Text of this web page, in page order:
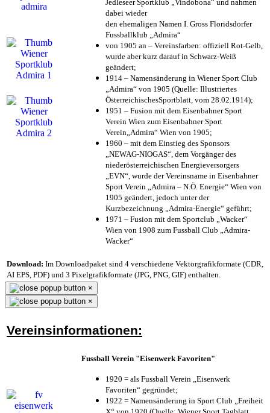
Jedleseer Sportklub „Vindobona“ und nahmen
dabei wieder
den ehemaligen Namen I. Gross Floridsdorfer
Fussballklub „Admira“
von 1905 an – Vereinsfarben: offiziell Rot-Gelb,
wurde aber kurz darauf in Schwarz-Weiß
geändert;
1914 – Namensänderung in Wiener Sport Club
„Admira“ von 1905 (Quelle: Illustriertes
ÖsterreichischesSportblatt, vom 28.02.1914);
1951 – Fusion mit dem Eisenbahner Sport
Verein Wien zum Eisenbahner Sport
Verein„Admira“ Wien von 1905;
1960 – mit dem Einstieg des Sponsors
„NEWAG-NIOGAS“, dem Vorgänger des
niederösterreichischen Energieversorgers
„EVN“, wurde der Vereinsname in Eisenbahner
Sport Verein „Admira – N.Ö. Energie“ Wien von
1905 geändert, jedoch unter der
Kurzbezeichnung „Admira-Energie“ geführt;
1971 – Fusion mit dem Sportclub „Wacker“
Wien von 1908 zum Fussball Club „Admira-
Wacker“
Download: Im Downloadpaket sind 4 verschiedene Vektorgrafikformate (CDR,
AI EPS, PDF) und 3 Pixelgrafikformate (JPG, PNG, GIF) enthalten.
×
×
Vereinsinformationen:
Fussball Verein "Eisenwerk Favoriten"
1920 = als Fussball Verein „Eisenwerk
Favoriten“ gegründet;
1922 = Namensänderung in Sport Club „Freiheit